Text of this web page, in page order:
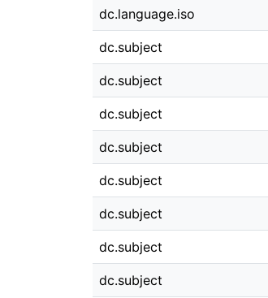
dc.language.iso
dc.subject
dc.subject
dc.subject
dc.subject
dc.subject
dc.subject
dc.subject
dc.subject